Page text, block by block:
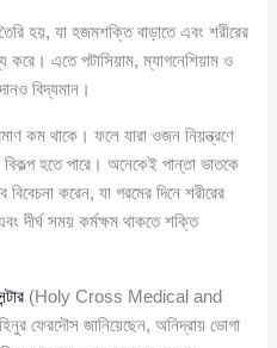
হয়, যা হজমশক্তি বাড়াতে এবং শরীরের
করে। এতে পটাসিয়াম, ম্যাগনেশিয়াম ও
বিদ্যমান।
কম থাকে। ফলে যারা ওজন নিয়ন্ত্রণে
হতে পারে। অনেকেই পান্তা ভাতকে
বিবেচনা করেন, যা গরমের দিনে শরীরের
দীর্ঘ সময় কর্মক্ষম থাকতে শক্তি
(Holy Cross Medical and
ফেরদৌস জানিয়েছেন, অনিদ্রায় ভোগা